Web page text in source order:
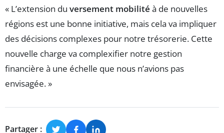
« L’extension du versement mobilité à de nouvelles
régions est une bonne initiative, mais cela va impliquer
des décisions complexes pour notre trésorerie. Cette
nouvelle charge va complexifier notre gestion
financière à une échelle que nous n’avions pas
envisagée. »
Partager :